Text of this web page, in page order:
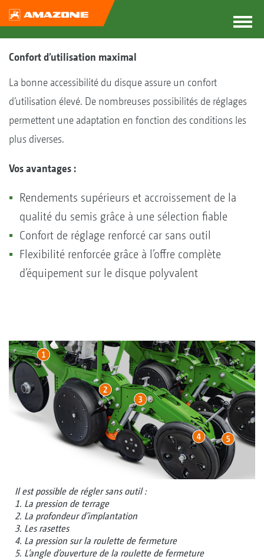
Confort d’utilisation maximal
La bonne accessibilité du disque assure un confort
d’utilisation élevé. De nombreuses possibilités de réglages
permettent une adaptation en fonction des conditions les
plus diverses.
Vos avantages :
Rendements supérieurs et accroissement de la
qualité du semis grâce à une sélection fiable
Confort de réglage renforcé car sans outil
Flexibilité renforcée grâce à l’offre complète
d’équipement sur le disque polyvalent
Il est possible de régler sans outil :
1. La pression de terrage
2. La profondeur d’implantation
3. Les rasettes
4. La pression sur la roulette de fermeture
5. L’angle d’ouverture de la roulette de fermeture